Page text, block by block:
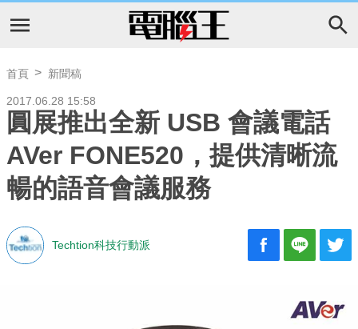
首頁 新聞稿
2017.06.28 15:58
圓展推出全新 USB 會議電話
AVer FONE520，提供清晰流
暢的語音會議服務
Techtion科技行動派